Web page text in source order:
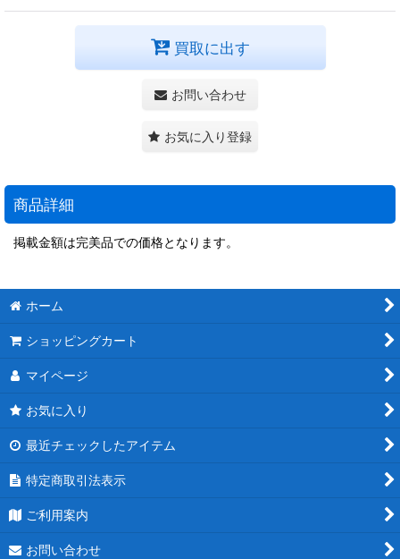
買取に出す
お問い合わせ
お気に入り登録
商品詳細
掲載金額は完美品での価格となります。
ホーム
ショッピングカート
マイページ
お気に入り
最近チェックしたアイテム
特定商取引法表示
ご利用案内
お問い合わせ